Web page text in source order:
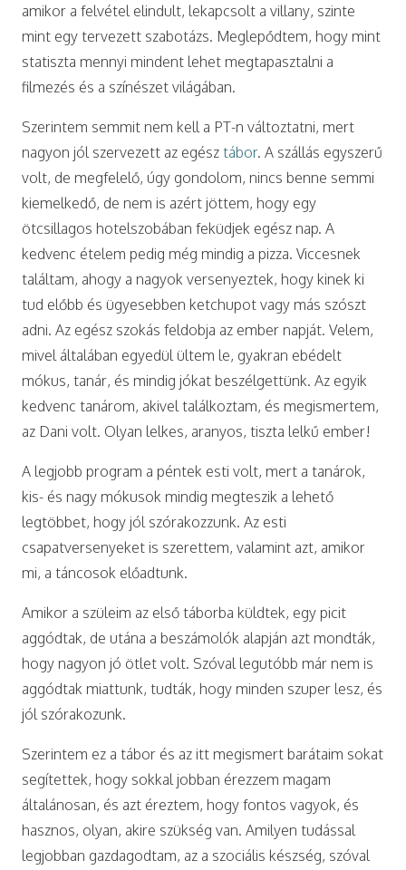
amikor a felvétel elindult, lekapcsolt a villany, szinte
mint egy tervezett szabotázs. Meglepődtem, hogy mint
statiszta mennyi mindent lehet megtapasztalni a
filmezés és a színészet világában.
Szerintem semmit nem kell a PT-n változtatni, mert
nagyon jól szervezett az egész tábor. A szállás egyszerű
volt, de megfelelő, úgy gondolom, nincs benne semmi
kiemelkedő, de nem is azért jöttem, hogy egy
ötcsillagos hotelszobában feküdjek egész nap. A
kedvenc ételem pedig még mindig a pizza. Viccesnek
találtam, ahogy a nagyok versenyeztek, hogy kinek ki
tud előbb és ügyesebben ketchupot vagy más szószt
adni. Az egész szokás feldobja az ember napját. Velem,
mivel általában egyedül ültem le, gyakran ebédelt
mókus, tanár, és mindig jókat beszélgettünk. Az egyik
kedvenc tanárom, akivel találkoztam, és megismertem,
az Dani volt. Olyan lelkes, aranyos, tiszta lelkű ember!
A legjobb program a péntek esti volt, mert a tanárok,
kis- és nagy mókusok mindig megteszik a lehető
legtöbbet, hogy jól szórakozzunk. Az esti
csapatversenyeket is szerettem, valamint azt, amikor
mi, a táncosok előadtunk.
Amikor a szüleim az első táborba küldtek, egy picit
aggódtak, de utána a beszámolók alapján azt mondták,
hogy nagyon jó ötlet volt. Szóval legutóbb már nem is
aggódtak miattunk, tudták, hogy minden szuper lesz, és
jól szórakozunk.
Szerintem ez a tábor és az itt megismert barátaim sokat
segítettek, hogy sokkal jobban érezzem magam
általánosan, és azt éreztem, hogy fontos vagyok, és
hasznos, olyan, akire szükség van. Amilyen tudással
legjobban gazdagodtam, az a szociális készség, szóval